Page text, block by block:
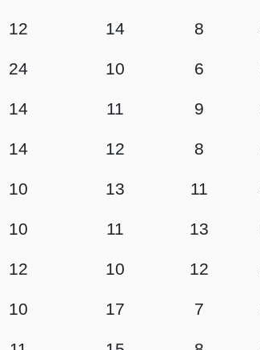
12 14 8
24 10 6
14 11 9
14 12 8
10 13 11
10 11 13
12 10 12
10 17 7